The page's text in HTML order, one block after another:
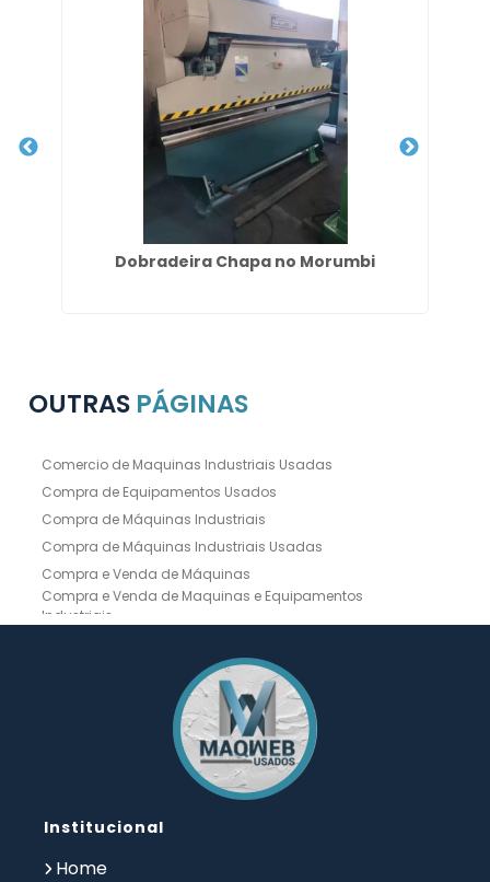
Dobradeira Chapa no Morumbi
OUTRAS PÁGINAS
Comercio de Maquinas Industriais Usadas
Compra de Equipamentos Usados
Compra de Máquinas Industriais
Compra de Máquinas Industriais Usadas
Compra e Venda de Máquinas
Compra e Venda de Maquinas e Equipamentos
Industriais
Compra e Venda de Máquinas Operatrizes
Dobradeira CNC Usada
Dobradeira de Chapa Hidráulica Usada
Dobradeira de Chapas
Dobradeira Hidráulica
Dobradeira Hidráulica Usada
Dobradeira Industrial
Empresa de Compra de Máquinas Industriais
Empresa de Maquinas e Equipamentos
Institucional
Home